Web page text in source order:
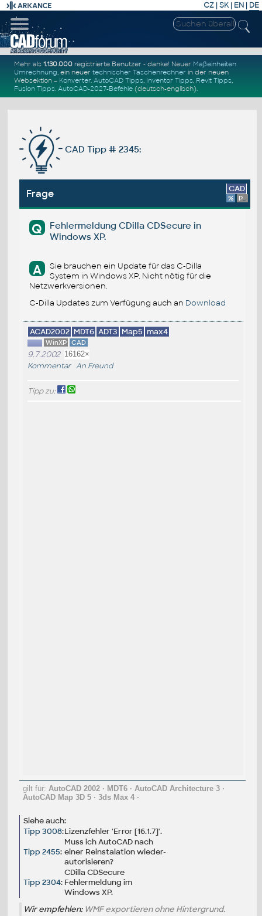
CZ | SK| EN | DE
Mehr als1.130.000 registrierte Benutzer - danke! Neuer Maßeinheiten
Umrechnung, ein neuertechnischer Taschenrechner in der neuen
Websektion – Konverter.AutoCAD Tipps, Inventor Tipps, Revit Tipps,
Fusion Tipps.AutoCAD-2027-Befehle (deutsch-englisch).
CAD Tipp # 2345:
Frage CAD
% Platform
Q
Fehlermeldung CDilla CDSecure in
Windows XP.
A
Sie brauchen ein Update für das C-Dilla
System in Windows XP. Nicht nötig für die
Netzwerkversionen.
C-Dilla Updates zum Verfügung auch an Download
ACAD2002 MDT6 ADT3 Map5 max4
WinXP CAD
9.7.2002 16162×
Kommentar An Freund
Tipp zu:
gilt für: AutoCAD 2002· MDT6· AutoCAD Architecture 3·
AutoCAD Map 3D 5· 3ds Max 4·
Siehe auch:
Tipp 3008:Lizenzfehler 'Error [16.1.7]'.
Tipp 2455:
Muss ich AutoCAD nach
einer Reinstalation wieder-
autorisieren?
Tipp 2304:
CDilla CDSecure
Fehlermeldung im
Windows XP.
Wir empfehlen: WMF exportieren ohne Hintergrund.